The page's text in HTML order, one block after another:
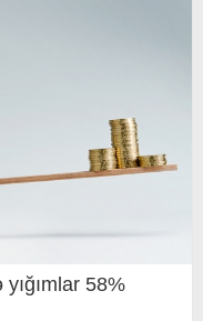
yığımlar 58%